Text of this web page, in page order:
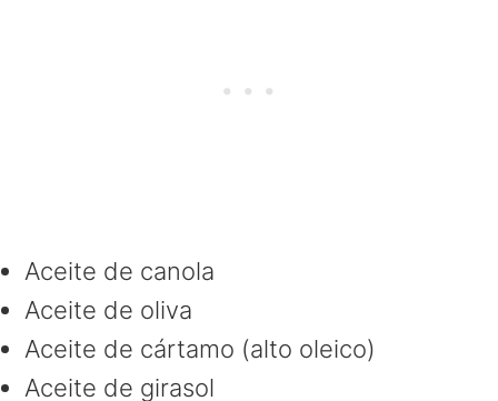
Aceite de canola
Aceite de oliva
Aceite de cártamo (alto oleico)
Aceite de girasol